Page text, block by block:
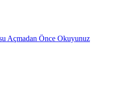
Açmadan Önce Okuyunuz